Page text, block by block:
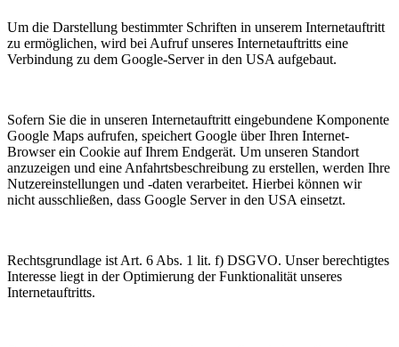
Um die Darstellung bestimmter Schriften in unserem Internetauftritt
zu ermöglichen, wird bei Aufruf unseres Internetauftritts eine
Verbindung zu dem Google-Server in den USA aufgebaut.
Sofern Sie die in unseren Internetauftritt eingebundene Komponente
Google Maps aufrufen, speichert Google über Ihren Internet-
Browser ein Cookie auf Ihrem Endgerät. Um unseren Standort
anzuzeigen und eine Anfahrtsbeschreibung zu erstellen, werden Ihre
Nutzereinstellungen und -daten verarbeitet. Hierbei können wir
nicht ausschließen, dass Google Server in den USA einsetzt.
Rechtsgrundlage ist Art. 6 Abs. 1 lit. f) DSGVO. Unser berechtigtes
Interesse liegt in der Optimierung der Funktionalität unseres
Internetauftritts.